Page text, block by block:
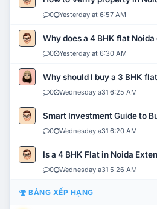
0 Yesterday at 6:57 AM
Why does a 4 BHK flat
0 Yesterday at 6:30 AM
Why should I buy a 3 BHK
0 Wednesday a31 6:25 AM
Smart Investment Guide to
0 Wednesday a31 6:20 AM
Is a 4 BHK Flat in Noida
0 Wednesday a31 5:26 AM
BẢNG XẾP HẠNG